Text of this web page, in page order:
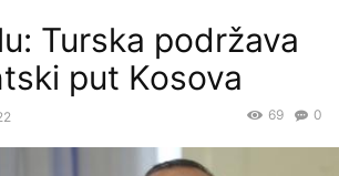
Turska podržava
put Kosova
0
69